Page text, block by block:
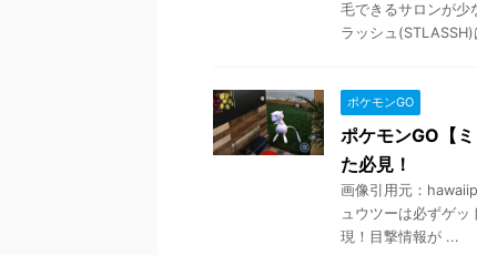
毛できるサロンが少
ラッシュ
ポケモンGO
ポケモンGO【
た必見！
画像引用元：
ュウツーは必ずゲ
現！目撃情報が ...